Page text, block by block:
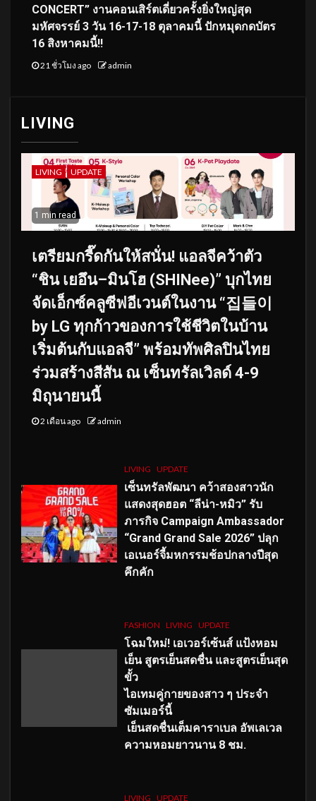
CONCERT” งานคอนเสิร์ตเดี่ยวครั้งยิ่งใหญ่สุด
มหัศจรรย์ 3 วัน 16-17-18 ตุลาคมนี้ ปักหมุดกดบัตร
16 สิงหาคมนี้!!
21 ชั่วโมง ago admin
LIVING
LIVING UPDATE
1 min read
เตรียมกรี๊ดกันให้สนั่น! แอลจีคว้าตัว
“ชิน เยอึน–มินโฮ (SHINee)” บุกไทย
จัดเอ็กซ์คลูซีฟอีเวนต์ในงาน “집들이
by LG ทุกก้าวของการใช้ชีวิตในบ้าน
เริ่มต้นกับแอลจี” พร้อมทัพศิลปินไทย
ร่วมสร้างสีสัน ณ เซ็นทรัลเวิลด์ 4-9
มิถุนายนนี้
2 เดือน ago admin
LIVING UPDATE
เซ็นทรัลพัฒนา คว้าสองสาวนัก
แสดงสุดฮอต “ลีน่า-หมิว” รับ
ภารกิจ Campaign Ambassador
“Grand Grand Sale 2026” ปลุก
เอเนอร์จี้มหกรรมช้อปกลางปีสุด
คึกคัก
FASHION LIVING UPDATE
โฉมใหม่! เอเวอร์เซ้นส์ แป้งหอม
เย็น สูตรเย็นสดชื่น และสูตรเย็นสุด
ขั้ว
ไอเทมคู่กายของสาว ๆ ประจำ
ซัมเมอร์นี้
เย็นสดชื่นเต็มคาราเบล อัพเลเวล
ความหอมยาวนาน 8 ชม.
LIVING UPDATE